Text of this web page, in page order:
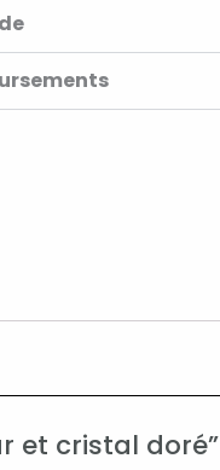
et cristal doré”